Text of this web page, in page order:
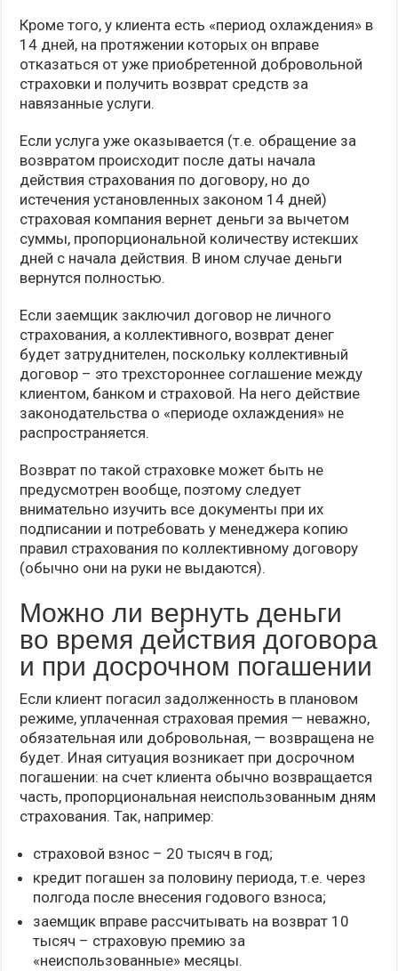
Кроме того, у клиента есть «период охлаждения» в
14 дней, на протяжении которых он вправе
отказаться от уже приобретенной добровольной
страховки и получить возврат средств за
навязанные услуги.
Если услуга уже оказывается (т.е. обращение за
возвратом происходит после даты начала
действия страхования по договору, но до
истечения установленных законом 14 дней)
страховая компания вернет деньги за вычетом
суммы, пропорциональной количеству истекших
дней с начала действия. В ином случае деньги
вернутся полностью.
Если заемщик заключил договор не личного
страхования, а коллективного, возврат денег
будет затруднителен, поскольку коллективный
договор – это трехстороннее соглашение между
клиентом, банком и страховой. На него действие
законодательства о «периоде охлаждения» не
распространяется.
Возврат по такой страховке может быть не
предусмотрен вообще, поэтому следует
внимательно изучить все документы при их
подписании и потребовать у менеджера копию
правил страхования по коллективному договору
(обычно они на руки не выдаются).
Можно ли вернуть деньги
во время действия договора
и при досрочном погашении
Если клиент погасил задолженность в плановом
режиме, уплаченная страховая премия — неважно,
обязательная или добровольная, — возвращена не
будет. Иная ситуация возникает при досрочном
погашении: на счет клиента обычно возвращается
часть, пропорциональная неиспользованным дням
страхования. Так, например:
страховой взнос – 20 тысяч в год;
кредит погашен за половину периода, т.е. через
полгода после внесения годового взноса;
заемщик вправе рассчитывать на возврат 10
тысяч – страховую премию за
«неиспользованные» месяцы.